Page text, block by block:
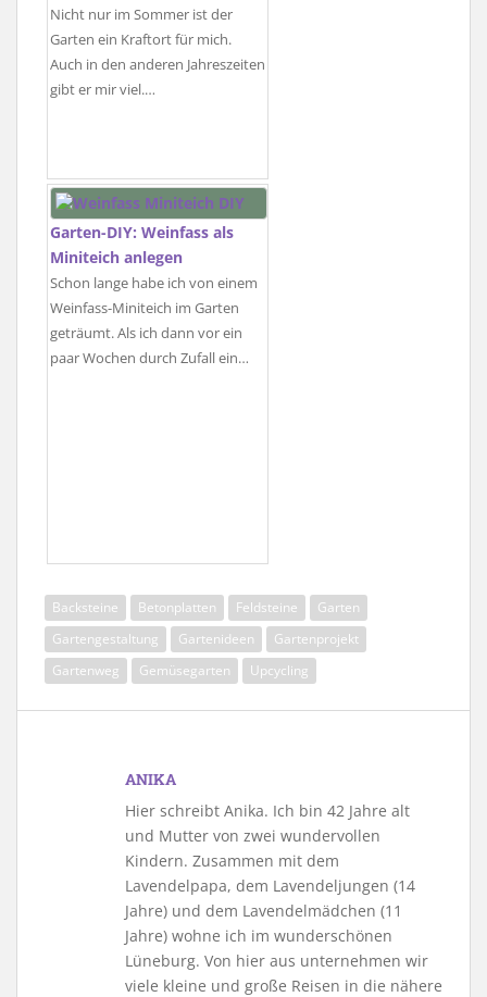
Nicht nur im Sommer ist der
Garten ein Kraftort für mich.
Auch in den anderen Jahreszeiten
gibt er mir viel.…
Garten-DIY: Weinfass als
Miniteich anlegen
Schon lange habe ich von einem
Weinfass-Miniteich im Garten
geträumt. Als ich dann vor ein
paar Wochen durch Zufall ein…
Backsteine Betonplatten Feldsteine
Garten
Gartengestaltung
Gartenideen
Gartenprojekt
Gartenweg
Gemüsegarten Upcycling
ANIKA
Hier schreibt Anika. Ich bin 42 Jahre alt
und Mutter von zwei wundervollen
Kindern. Zusammen mit dem
Lavendelpapa, dem Lavendeljungen (14
Jahre) und dem Lavendelmädchen (11
Jahre) wohne ich im wunderschönen
Lüneburg. Von hier aus unternehmen wir
viele kleine und große Reisen in die nähere